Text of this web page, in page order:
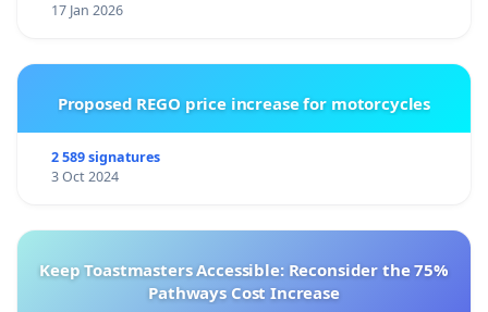
17 Jan 2026
Proposed REGO price increase for motorcycles
2 589 signatures
3 Oct 2024
Keep Toastmasters Accessible: Reconsider the 75%
Pathways Cost Increase